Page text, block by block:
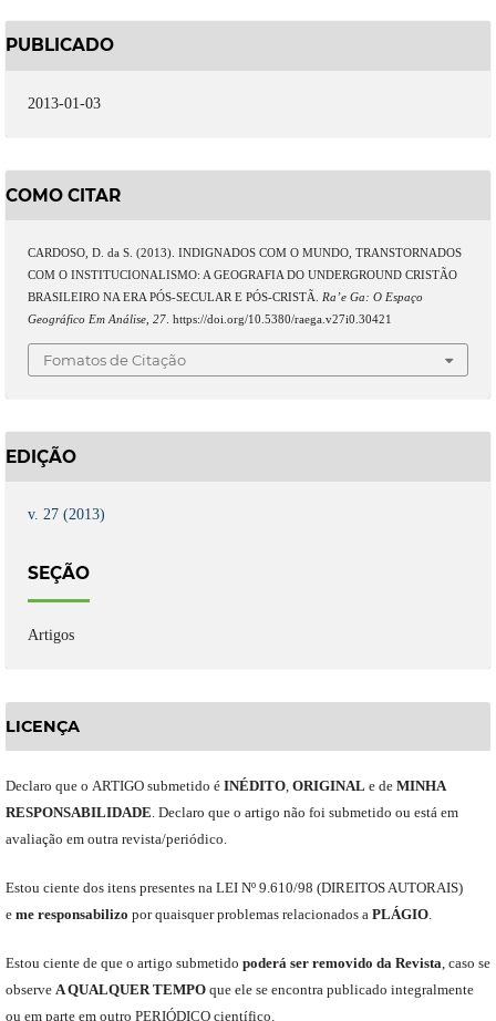
PUBLICADO
2013-01-03
COMO CITAR
CARDOSO, D. da S. (2013). INDIGNADOS COM O MUNDO, TRANSTORNADOS
COM O INSTITUCIONALISMO: A GEOGRAFIA DO UNDERGROUND CRISTÃO
BRASILEIRO NA ERA PÓS-SECULAR E PÓS-CRISTÃ. Ra’e Ga: O Espaço
Geográfico Em Análise, 27. https://doi.org/10.5380/raega.v27i0.30421
Fomatos de Citação
EDIÇÃO
v. 27 (2013)
SEÇÃO
Artigos
LICENÇA
Declaro que o ARTIGO submetido é INÉDITO, ORIGINAL ede MINHA
RESPONSABILIDADE. Declaro que o artigo não foi submetido ou está em
avaliação em outra revista/periódico.
Estou ciente dos itens presentes na LEI Nº 9.610/98 (DIREITOS AUTORAIS)
e meresponsabilizo por quaisquer problemas relacionados a PLÁGIO.
Estou ciente de que o artigo submetido poderá ser removido da Revista,caso se
observe A QUALQUER TEMPOque elese encontra publicado integralmente
ou em parte em outro PERIÓDICOcientífico.